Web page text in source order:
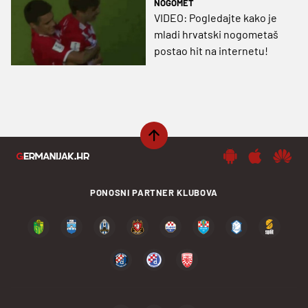
NOGOMET
VIDEO: Pogledajte kako je
mladi hrvatski nogometaš
postao hit na internetu!
PONOSNI PARTNER KLUBOVA